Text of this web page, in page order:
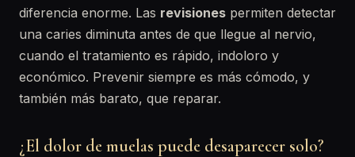
diferencia enorme. Las revisiones permiten detectar
una caries diminuta antes de que llegue al nervio,
cuando el tratamiento es rápido, indoloro y
económico. Prevenir siempre es más cómodo, y
también más barato, que reparar.
¿El dolor de muelas puede desaparecer solo?